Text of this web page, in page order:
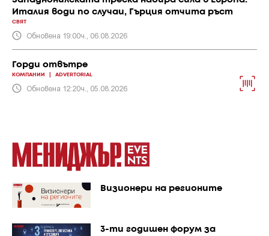
Италия води по случаи, Гърция отчита ръст
СВЯТ
Обновена 19:00ч., 06.08.2026
Горди отвътре
КОМПАНИИ ADVERTORIAL
Обновена 12:20ч., 05.08.2026
Визионери на регионите
3-ти годишен форум за